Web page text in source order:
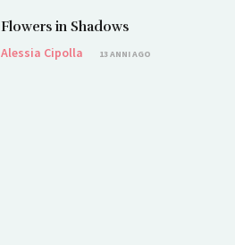
Flowers in Shadows
Alessia Cipolla
13 ANNI AGO